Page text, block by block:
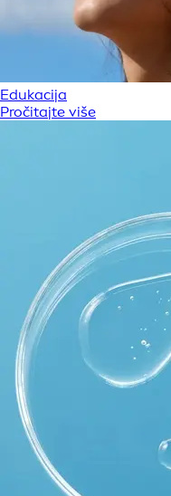
Edukacija
Pročitajte više